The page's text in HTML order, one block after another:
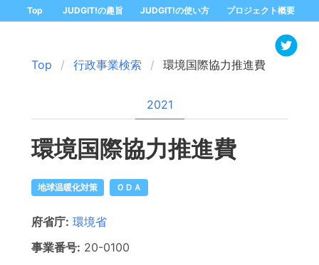
Top JUDGIT!の趣旨 JUDGIT!の使い方 プロジェクト概要
Top 行政事業検索 環境国際協力推進費
2021
環境国際協力推進費
地球温暖化対策 ＯＤＡ
府省庁: 環境省
事業番号: 20-0100